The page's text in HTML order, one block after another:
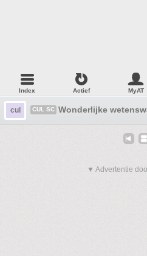
Index Actief MyAT
cul CUL SC Wonderlijke
▼ Advertentie